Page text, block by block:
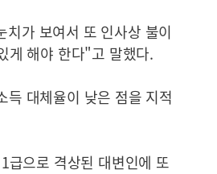
가 보여서 또 인사상 불이
게 해야 한다"고 말했다.
득 대체율이 낮은 점을 지적
급으로 격상된 대변인에 또